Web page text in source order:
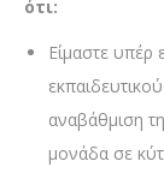
ότι:
Είμαστε υπέρ
αναβάθμιση
μονάδα σε